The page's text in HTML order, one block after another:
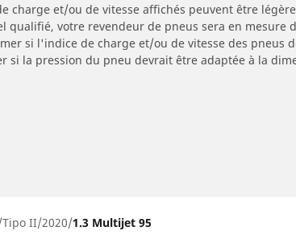
charge et/ou de vitesse affichés peuvent être
qualifié, votre revendeur de pneus sera en mesure
si l'indice de charge et/ou de vitesse des
si la pression du pneu devrait être adaptée à la
Tipo II 2020 1.3 Multijet 95